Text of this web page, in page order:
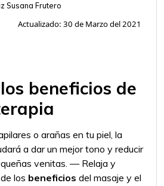
Susana Frutero
Actualizado: 30 de Marzo del 2021
beneficios de
o arañas en tu piel, la
a dar un mejor tono y reducir
venitas. — Relaja y
los beneficios del masaje y el